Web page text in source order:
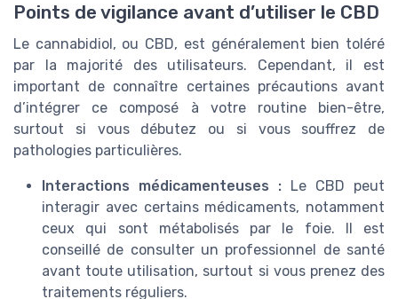
Points de vigilance avant d’utiliser le CBD
Le cannabidiol, ou CBD, est généralement bien toléré
par la majorité des utilisateurs. Cependant, il est
important de connaître certaines précautions avant
d’intégrer ce composé à votre routine bien-être,
surtout si vous débutez ou si vous souffrez de
pathologies particulières.
Interactions médicamenteuses : Le CBD peut
interagir avec certains médicaments, notamment
ceux qui sont métabolisés par le foie. Il est
conseillé de consulter un professionnel de santé
avant toute utilisation, surtout si vous prenez des
traitements réguliers.